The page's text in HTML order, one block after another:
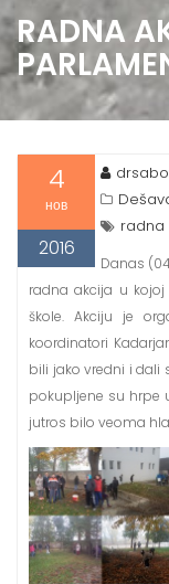
RADNA
4
нов
2016
radna
Danas
radna akcija u
škole. Akciju je
koordinatori
bili jako vredni i dali
pokupljene su hrpe
jutros bilo veoma